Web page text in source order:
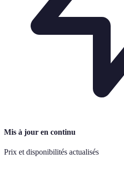
Mis à jour en continu
Prix et disponibilités actualisés